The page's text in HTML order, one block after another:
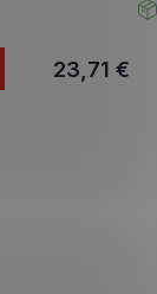
23,71 €